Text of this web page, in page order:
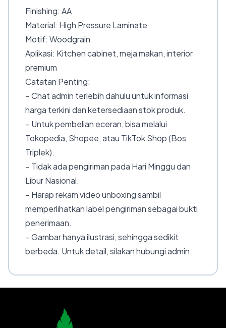
Finishing: AA
Material: High Pressure Laminate
Motif: Woodgrain
Aplikasi: Kitchen cabinet, meja makan, interior
premium
Catatan Penting:
– Chat admin terlebih dahulu untuk informasi
harga terkini dan ketersediaan stok produk.
– Untuk pembelian eceran, bisa melalui
Tokopedia, Shopee, atau TikTok Shop (Bos
Triplek).
– Tidak ada pengiriman pada Hari Minggu dan
Libur Nasional.
– Harap rekam video unboxing sambil
memperlihatkan label pengiriman sebagai bukti
penerimaan.
– Gambar hanya ilustrasi, sehingga sedikit
berbeda. Untuk detail, silakan hubungi admin.